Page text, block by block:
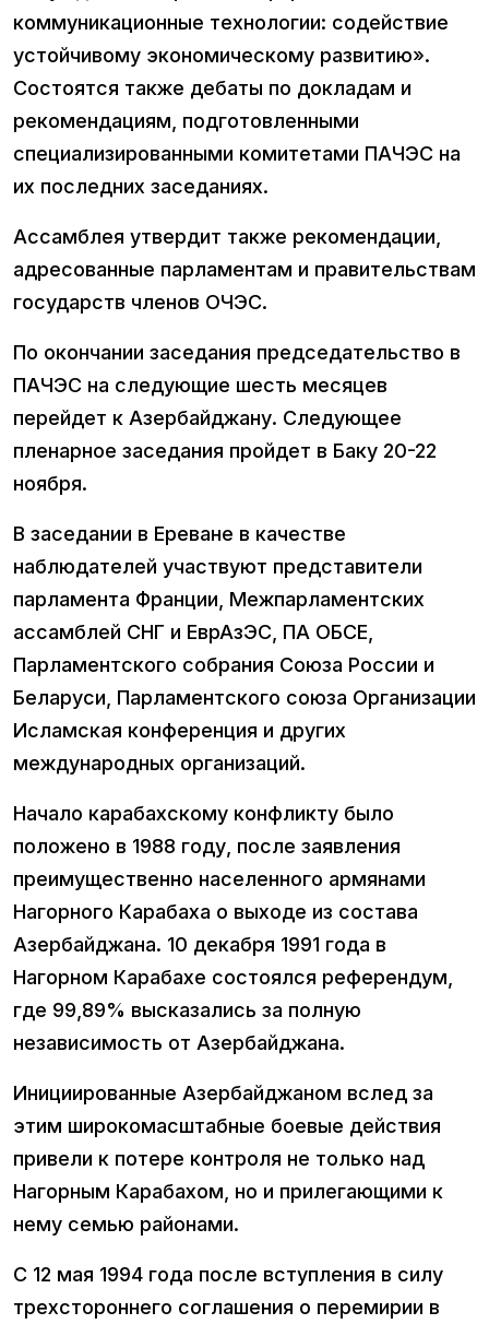
коммуникационные технологии: содействие
устойчивому экономическому развитию».
Состоятся также дебаты по докладам и
рекомендациям, подготовленными
специализированными комитетами ПАЧЭС на
их последних заседаниях.
Ассамблея утвердит также рекомендации,
адресованные парламентам и правительствам
государств членов ОЧЭС.
По окончании заседания председательство в
ПАЧЭС на следующие шесть месяцев
перейдет к Азербайджану. Следующее
пленарное заседания пройдет в Баку 20-22
ноября.
В заседании в Ереване в качестве
наблюдателей участвуют представители
парламента Франции, Межпарламентских
ассамблей СНГ и ЕврАзЭС, ПА ОБСЕ,
Парламентского собрания Союза России и
Беларуси, Парламентского союза Организации
Исламская конференция и других
международных организаций.
Начало карабахскому конфликту было
положено в 1988 году, после заявления
преимущественно населенного армянами
Нагорного Карабаха о выходе из состава
Азербайджана. 10 декабря 1991 года в
Нагорном Карабахе состоялся референдум,
где 99,89% высказались за полную
независимость от Азербайджана.
Инициированные Азербайджаном вслед за
этим широкомасштабные боевые действия
привели к потере контроля не только над
Нагорным Карабахом, но и прилегающими к
нему семью районами.
С 12 мая 1994 года после вступления в силу
трехстороннего соглашения о перемирии в